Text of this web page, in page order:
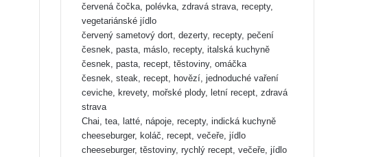
červená čočka, polévka, zdravá strava, recepty,
vegetariánské jídlo
červený sametový dort, dezerty, recepty, pečení
česnek, pasta, máslo, recepty, italská kuchyně
česnek, pasta, recept, těstoviny, omáčka
česnek, steak, recept, hovězí, jednoduché vaření
ceviche, krevety, mořské plody, letní recept, zdravá
strava
Chai, tea, latté, nápoje, recepty, indická kuchyně
cheeseburger, koláč, recept, večeře, jídlo
cheeseburger, těstoviny, rychlý recept, večeře, jídlo